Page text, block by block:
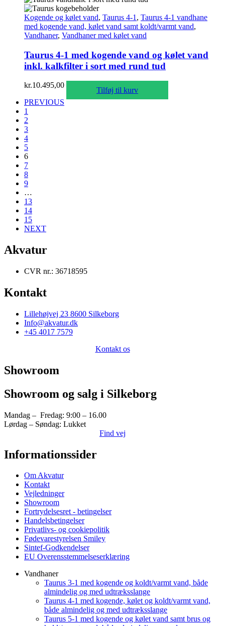
Kogende og kølet vand, Taurus 4-1 , Taurus 4-1 vandhane
med kogende vand, kølet vand samt koldt/varmt vand,
Vandhaner, Vandhaner med kølet vand
Taurus 4-1 med kogende vand og kølet vand
inkl. kalkfilter i sort med rund tud
kr.10.495,00
Tilføj til kurv
PREVIOUS
1
2
3
4
5
6
7
8
9
…
13
14
15
NEXT
Akvatur
CVR nr.: 36718595
Kontakt
Lillehøjvej 23 8600 Silkeborg
Info@akvatur.dk
+45 4017 7579
Kontakt os
Showroom
Showroom og salg i Silkeborg
Mandag – Fredag: 9:00 – 16.00
Lørdag – Søndag: Lukket
Find vej
Informationssider
Om Akvatur
Kontakt
Vejledninger
Showroom
Fortrydelsesret - betingelser
Handelsbetingelser
Privatlivs- og cookiepolitik
Fødevarestyrelsen Smiley
Sintef-Godkendelser
EU Overensstemmelseserklæring
Vandhaner
Taurus 3-1 med kogende og koldt/varmt vand, både
almindelig og med udtræksslange
Taurus 4-1 med kogende, kølet og koldt/varmt vand,
både almindelig og med udtræksslange
Taurus 5-1 med kogende og kølet vand samt brus og